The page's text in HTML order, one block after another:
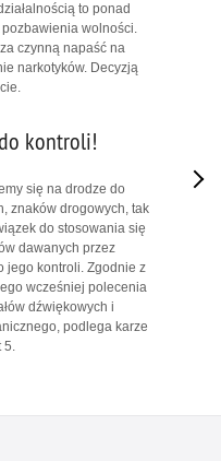
to ponad
pozbawienia wolności.
czynną napaść na
narkotyków. Decyzją
kontroli!
się na drodze do
znaków drogowych, tak
do stosowania się
dawanych przez
jego kontroli. Zgodnie z
wcześniej polecenia
dźwiękowych i
podlega karze